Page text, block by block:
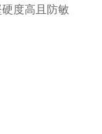
度高且防敏